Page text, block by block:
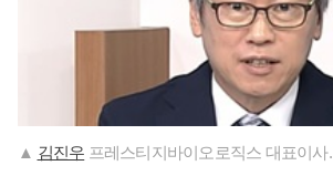
▲ 김진우 프레스티지바이오로직스 대표이사.